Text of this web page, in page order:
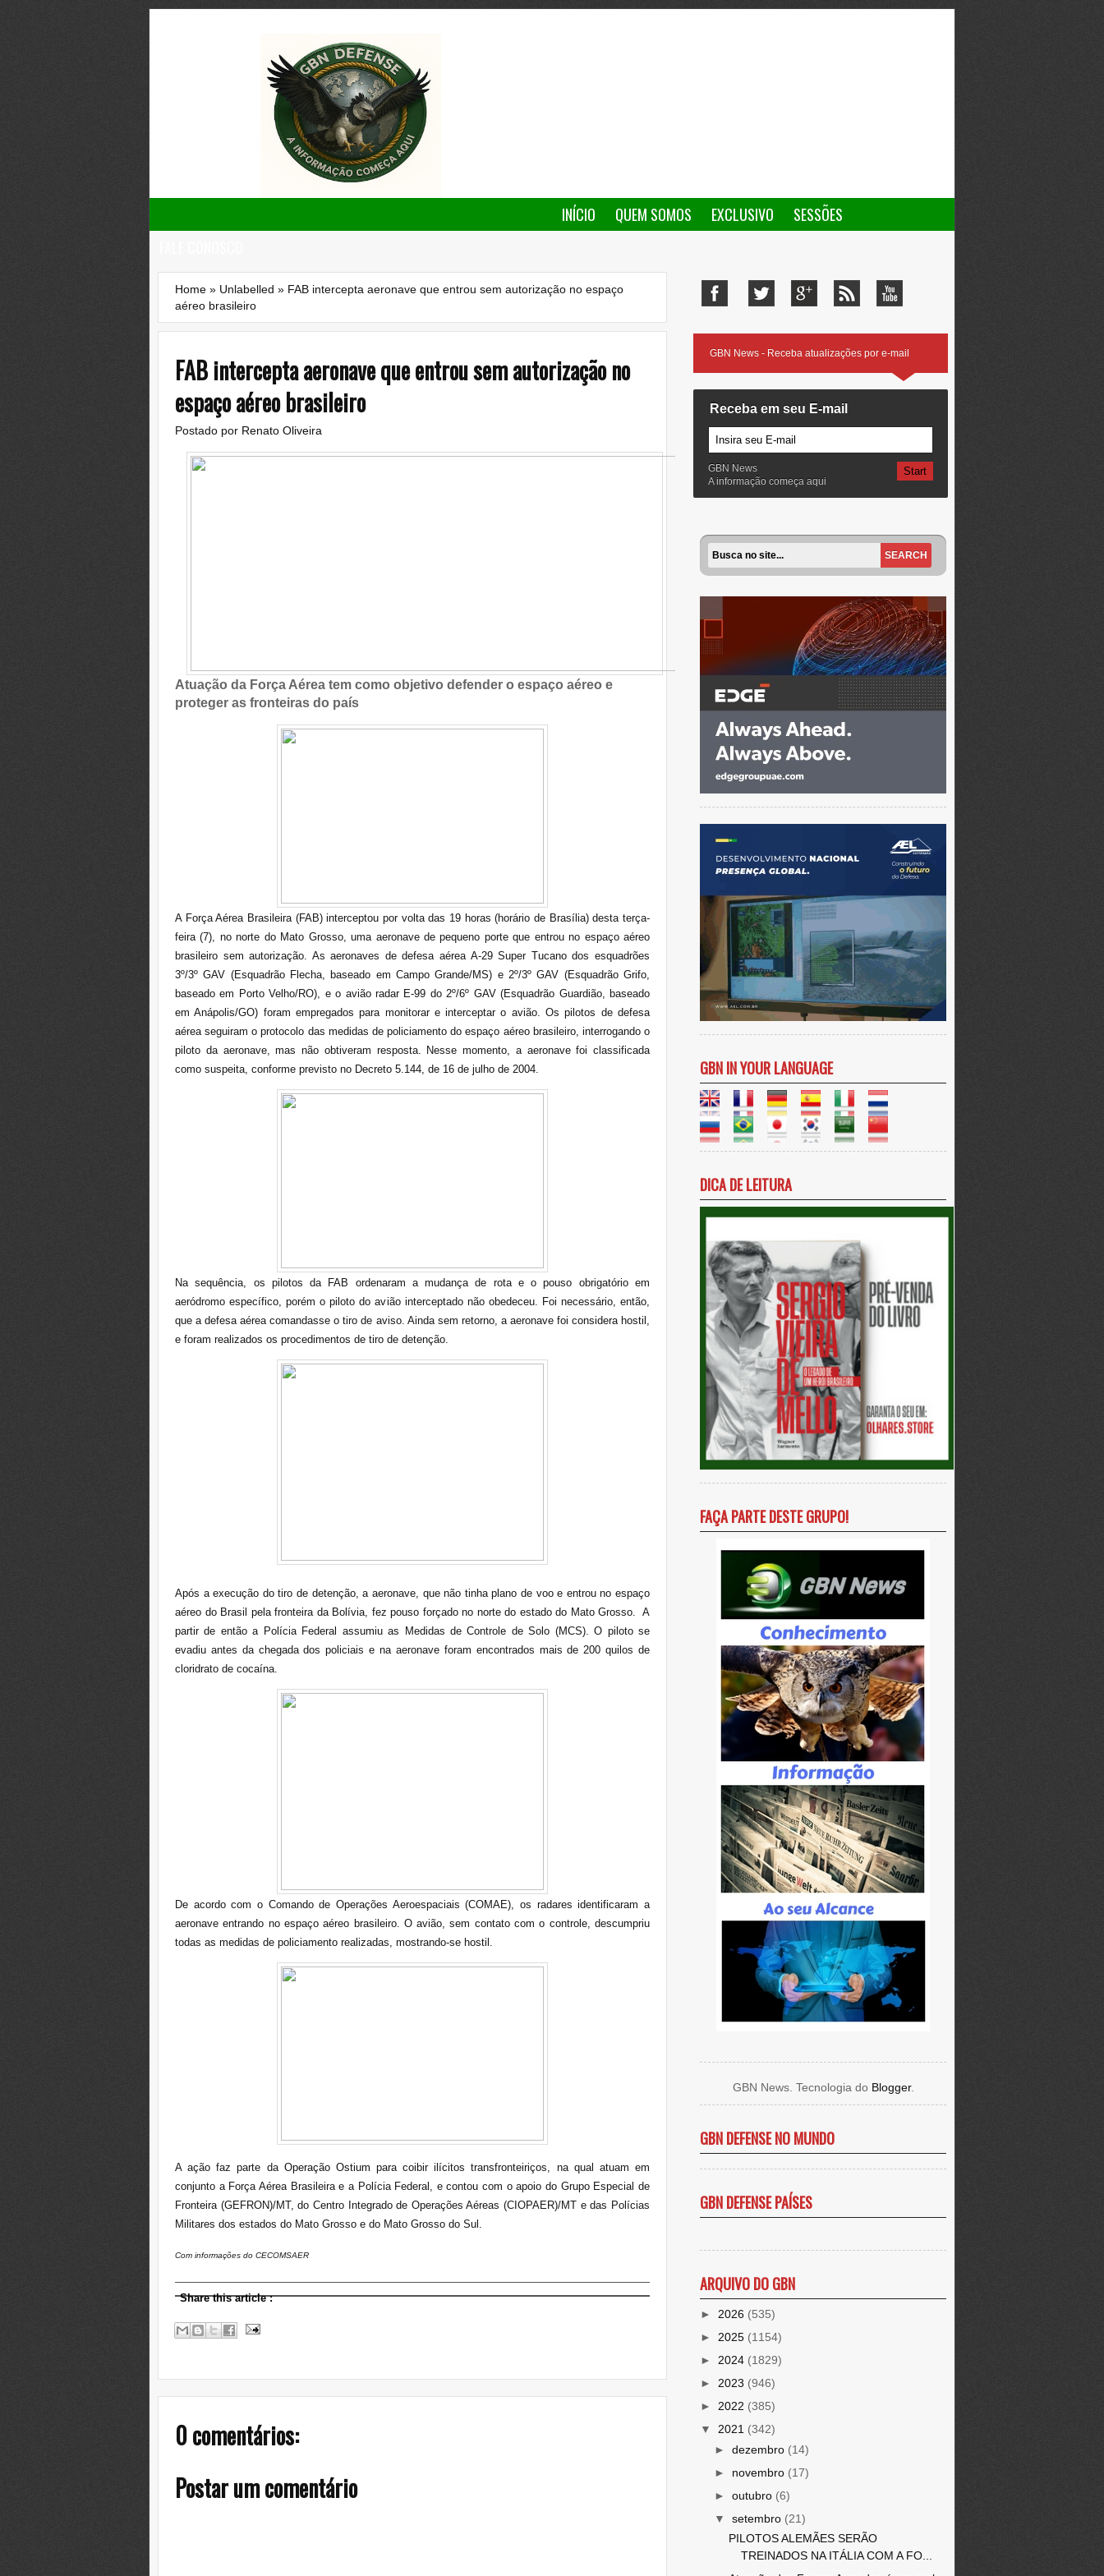
INÍCIO QUEM SOMOS EXCLUSIVO
SESSÕES
Home » Unlabelled » FAB intercepta aeronave que entrou sem autorização no espaço
aéreo brasileiro
FAB intercepta aeronave que entrou sem autorização no
espaço aéreo brasileiro
Postado por Renato Oliveira
Atuação da Força Aérea tem como objetivo defender o espaço aéreo e
proteger as fronteiras do país
A Força Aérea Brasileira (FAB) interceptou por volta das 19 horas (horário de Brasília) desta terça-
feira (7), no norte do Mato Grosso, uma aeronave de pequeno porte que entrou no espaço aéreo
brasileiro sem autorização. As aeronaves de defesa aérea A-29 Super Tucano dos esquadrões
3º/3º GAV (Esquadrão Flecha, baseado em Campo Grande/MS) e 2º/3º GAV (Esquadrão Grifo,
baseado em Porto Velho/RO), e o avião radar E-99 do 2º/6º GAV (Esquadrão Guardião, baseado
em Anápolis/GO) foram empregados para monitorar e interceptar o avião. Os pilotos de defesa
aérea seguiram o protocolo das medidas de policiamento do espaço aéreo brasileiro, interrogando o
piloto da aeronave, mas não obtiveram resposta. Nesse momento, a aeronave foi classificada
como suspeita, conforme previsto no Decreto 5.144, de 16 de julho de 2004.
Na sequência, os pilotos da FAB ordenaram a mudança de rota e o pouso obrigatório em
aeródromo específico, porém o piloto do avião interceptado não obedeceu. Foi necessário, então,
que a defesa aérea comandasse o tiro de aviso. Ainda sem retorno, a aeronave foi considera hostil,
e foram realizados os procedimentos de tiro de detenção.
Após a execução do tiro de detenção, a aeronave, que não tinha plano de voo e entrou no espaço
aéreo do Brasil pela fronteira da Bolívia, fez pouso forçado no norte do estado do Mato Grosso. A
partir de então a Polícia Federal assumiu as Medidas de Controle de Solo (MCS). O piloto se
evadiu antes da chegada dos policiais e na aeronave foram encontrados mais de 200 quilos de
cloridrato de cocaína.
De acordo com o Comando de Operações Aeroespaciais (COMAE), os radares identificaram a
aeronave entrando no espaço aéreo brasileiro. O avião, sem contato com o controle, descumpriu
todas as medidas de policiamento realizadas, mostrando-se hostil.
A ação faz parte da Operação Ostium para coibir ilícitos transfronteiriços, na qual atuam em
conjunto a Força Aérea Brasileira e a Polícia Federal, e contou com o apoio do Grupo Especial de
Fronteira (GEFRON)/MT, do Centro Integrado de Operações Aéreas (CIOPAER)/MT e das Polícias
Militares dos estados do Mato Grosso e do Mato Grosso do Sul.
Com informações do CECOMSAER
Share this article:
0 comentários:
Postar um comentário
GBN News - Receba atualizações por e-mail
Receba em seu E-mail
GBN News
A informação começa aqui
GBN IN YOUR LANGUAGE
DICA DE LEITURA
FAÇA PARTE DESTE GRUPO!
GBN News. Tecnologia do Blogger.
GBN DEFENSE NO MUNDO
GBN DEFENSE PAÍSES
ARQUIVO DO GBN
► 2026 (535)
► 2025 (1154)
► 2024 (1829)
► 2023 (946)
► 2022 (385)
▼ 2021 (342)
► dezembro (14)
► novembro (17)
► outubro (6)
▼ setembro (21)
PILOTOS ALEMÃES SERÃO
TREINADOS NA ITÁLIA COM A FO...